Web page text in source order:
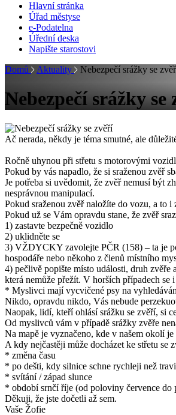
Hlavní stránka
Úřad městyse
e-Podatelna
Úřední deska
Napište starostovi
Domů
Aktuality Nebezpečí srážky se
Nebezpečí srážky se
Ač nerada, někdy je téma smutné, ale
Ročně uhynou při střetu s motorovými
Pokud by vás napadlo, že si sraženou zvěř
Je potřeba si uvědomit, že zvěř nemusí být
nesprávnou manipulací.
Pokud sraženou zvěř naložíte do vozu, a to
Pokud už se Vám opravdu stane, že zvěř
1) zastavte bezpečně vozidlo
2) uklidněte se
3) VŽDYCKY zavolejte PČR (158) – ta je
hospodáře nebo někoho z členů místního
4) pečlivě popište místo události, druh zvěře
která nemůže přežít. V horších případech se
* Myslivci mají vycvičené psy na
Nikdo, opravdu nikdo, Vás nebude
Naopak, lidí, kteří ohlásí srážku se zvěří, si
Od myslivců vám v případě srážky zvěře
Na mapě je vyznačeno, kde v našem okolí
A kdy nejčastěji může docházet ke střetu se
* změna času
* po dešti, kdy silnice schne rychleji než
* svítání / západ slunce
* období srnčí říje (od poloviny července do
Děkuji, že jste dočetli až sem.
Vaše Žofie